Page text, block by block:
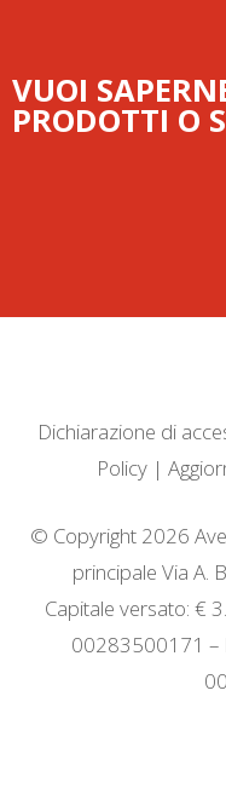
VUOI
PRODOTTI O
Dichiarazione di
Policy|
© Copyright 2026
principale Via A.
Capitale versato: €
00283500171 –